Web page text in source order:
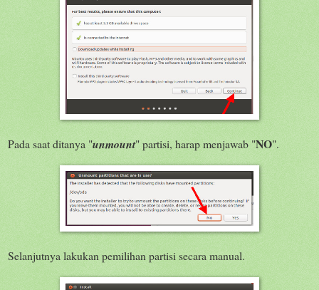
Pada saat ditanya "unmount" partisi, harap menjawab "NO".
Selanjutnya lakukan pemilihan partisi secara manual.